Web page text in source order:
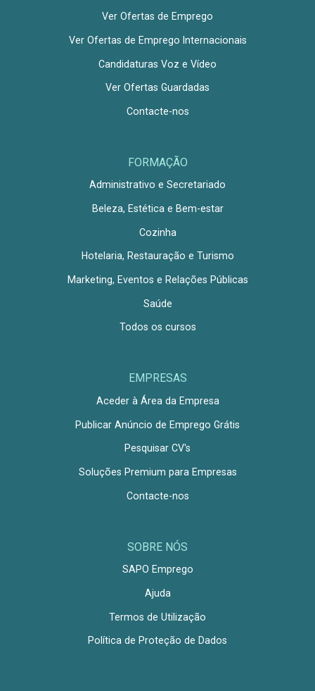
Ver Ofertas de Emprego
Ver Ofertas de Emprego Internacionais
Candidaturas Voz e Vídeo
Ver Ofertas Guardadas
Contacte-nos
FORMAÇÃO
Administrativo e Secretariado
Beleza, Estética e Bem-estar
Cozinha
Hotelaria, Restauração e Turismo
Marketing, Eventos e Relações Públicas
Saúde
Todos os cursos
EMPRESAS
Aceder à Área da Empresa
Publicar Anúncio de Emprego Grátis
Pesquisar CV's
Soluções Premium para Empresas
Contacte-nos
SOBRE NÓS
SAPO Emprego
Ajuda
Termos de Utilização
Política de Proteção de Dados